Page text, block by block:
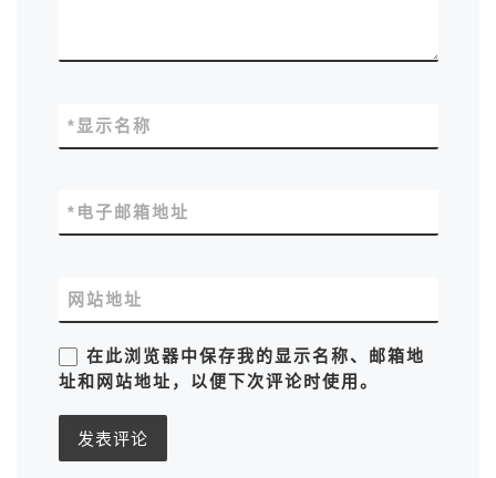
显示名称
*
电子邮箱地址
*
网站地址
在此浏览器中保存我的显示名称、邮箱地
址和网站地址，以便下次评论时使用。